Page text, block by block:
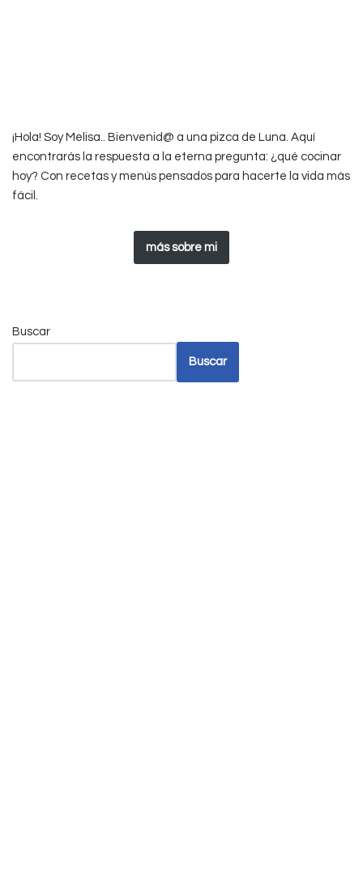
¡Hola! Soy Melisa.. Bienvenid@ a una pizca de Luna. Aquí
encontrarás la respuesta a la eterna pregunta: ¿qué cocinar
hoy? Con recetas y menús pensados para hacerte la vida más
fácil.
más sobre mi
Buscar
Buscar